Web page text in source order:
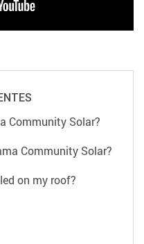
Community Solar?
Community Solar?
on my roof?